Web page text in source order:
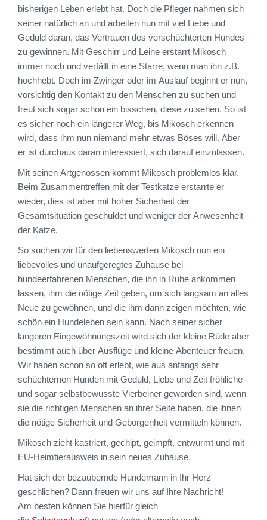
bisherigen Leben erlebt hat. Doch die Pfleger nahmen sich
seiner natürlich an und arbeiten nun mit viel Liebe und
Geduld daran, das Vertrauen des verschüchterten Hundes
zu gewinnen. Mit Geschirr und Leine erstarrt Mikosch
immer noch und verfällt in eine Starre, wenn man ihn z.B.
hochhebt. Doch im Zwinger oder im Auslauf beginnt er nun,
vorsichtig den Kontakt zu den Menschen zu suchen und
freut sich sogar schon ein bisschen, diese zu sehen. So ist
es sicher noch ein längerer Weg, bis Mikosch erkennen
wird, dass ihm nun niemand mehr etwas Böses will. Aber
er ist durchaus daran interessiert, sich darauf einzulassen.
Mit seinen Artgenossen kommt Mikosch problemlos klar.
Beim Zusammentreffen mit der Testkatze erstarrte er
wieder, dies ist aber mit hoher Sicherheit der
Gesamtsituation geschuldet und weniger der Anwesenheit
der Katze.
So suchen wir für den liebenswerten Mikosch nun ein
liebevolles und unaufgeregtes Zuhause bei
hundeerfahrenen Menschen, die ihn in Ruhe ankommen
lassen, ihm die nötige Zeit geben, um sich langsam an alles
Neue zu gewöhnen, und die ihm dann zeigen möchten, wie
schön ein Hundeleben sein kann. Nach seiner sicher
längeren Eingewöhnungszeit wird sich der kleine Rüde aber
bestimmt auch über Ausflüge und kleine Abenteuer freuen.
Wir haben schon so oft erlebt, wie aus anfangs sehr
schüchternen Hunden mit Geduld, Liebe und Zeit fröhliche
und sogar selbstbewusste Vierbeiner geworden sind, wenn
sie die richtigen Menschen an ihrer Seite haben, die ihnen
die nötige Sicherheit und Geborgenheit vermitteln können.
Mikosch zieht kastriert, gechipt, geimpft, entwurmt und mit
EU-Heimtierausweis in sein neues Zuhause.
Hat sich der bezaubernde Hundemann in Ihr Herz
geschlichen? Dann freuen wir uns auf Ihre Nachricht!
Am besten können Sie hierfür gleich